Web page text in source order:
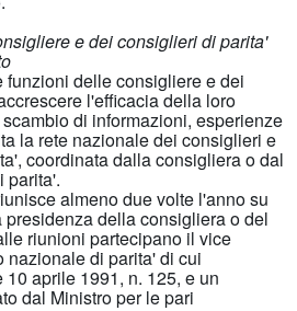
e dei consiglieri di parita'
funzioni delle consigliere e dei
l'efficacia della loro
di informazioni, esperienze
la rete nazionale dei consiglieri e
coordinata dalla consigliera o dal
parita'.
almeno due volte l'anno su
della consigliera o del
riunioni partecipano il vice
nazionale di parita' di cui
aprile 1991, n. 125, e un
dal Ministro per le pari